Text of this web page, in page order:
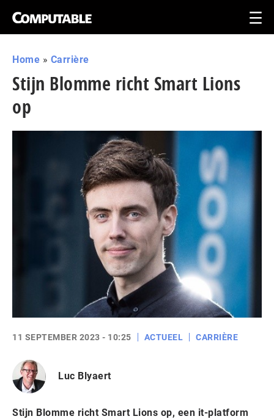
Home » Carrière
Stijn Blomme richt Smart Lions
op
11 SEPTEMBER 2023 - 10:25 ACTUEEL CARRIÈRE
Luc Blyaert
Stijn Blomme richt Smart Lions op, een it-platform